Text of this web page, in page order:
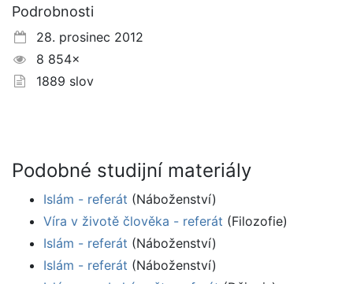
Podrobnosti
28. prosinec 2012
8 854×
1889 slov
Podobné studijní materiály
Islám - referát (Náboženství)
Víra v životě člověka - referát (Filozofie)
Islám - referát (Náboženství)
Islám - referát (Náboženství)